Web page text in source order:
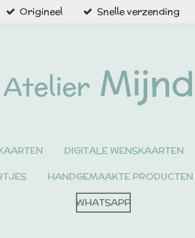
Origineel Snelle verzending
Atelier
DIGITALE WENSKAARTEN
HANDGEMAAKTE PRODUCTEN
WHATSAPP